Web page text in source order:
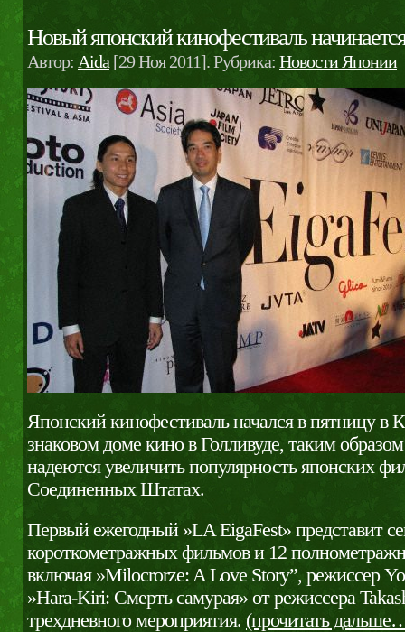
Новый японский кинофестиваль
Автор: Aida [29 Ноя 2011]. Рубрика: Новости Японии
Японский кинофестиваль начался в пятницу в
знаковом доме кино в Голливуде, таким
надеются увеличить популярность японских
Соединенных Штатах.
Первый ежегодный »LA EigaFest» представит
короткометражных фильмов и 12
включая »Milocrorze: A Love Story”, режиссер
»Hara-Kiri: Смерть самурая» от режиссера
трехдневного мероприятия. (прочитать